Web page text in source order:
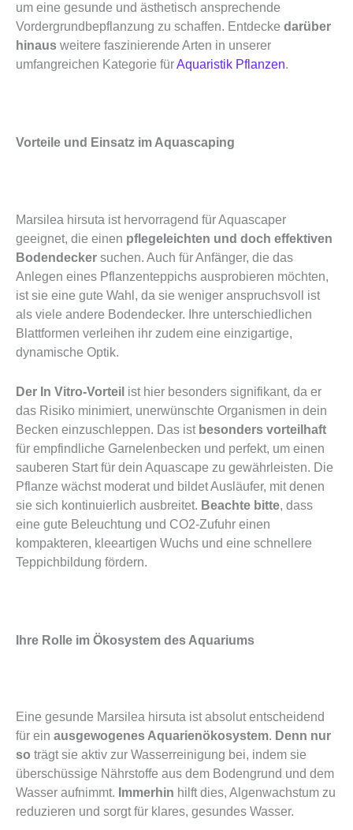
um eine gesunde und ästhetisch ansprechende
Vordergrundbepflanzung zu schaffen. Entdecke darüber
hinaus weitere faszinierende Arten in unserer
umfangreichen Kategorie fürAquaristik Pflanzen.
Vorteile und Einsatz im Aquascaping
Marsilea hirsuta ist hervorragend für Aquascaper
geeignet, die einen pflegeleichten und doch effektiven
Bodendecker suchen. Auch für Anfänger, die das
Anlegen eines Pflanzenteppichs ausprobieren möchten,
ist sie eine gute Wahl, da sie weniger anspruchsvoll ist
als viele andere Bodendecker. Ihre unterschiedlichen
Blattformen verleihen ihr zudem eine einzigartige,
dynamische Optik.
Der In Vitro-Vorteil ist hier besonders signifikant, da er
das Risiko minimiert, unerwünschte Organismen in dein
Becken einzuschleppen. Das ist besonders vorteilhaft
für empfindliche Garnelenbecken und perfekt, um einen
sauberen Start für dein Aquascape zu gewährleisten. Die
Pflanze wächst moderat und bildet Ausläufer, mit denen
sie sich kontinuierlich ausbreitet. Beachte bitte, dass
eine gute Beleuchtung und CO2-Zufuhr einen
kompakteren, kleeartigen Wuchs und eine schnellere
Teppichbildung fördern.
Ihre Rolle im Ökosystem des Aquariums
Eine gesunde Marsilea hirsuta ist absolut entscheidend
für ein ausgewogenes Aquarienökosystem. Denn nur
so trägt sie aktiv zur Wasserreinigung bei, indem sie
überschüssige Nährstoffe aus dem Bodengrund und dem
Wasser aufnimmt. Immerhin hilft dies, Algenwachstum zu
reduzieren und sorgt für klares, gesundes Wasser.